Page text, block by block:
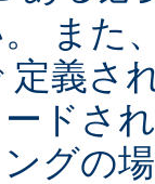
また
定義さ
ドさ
グの